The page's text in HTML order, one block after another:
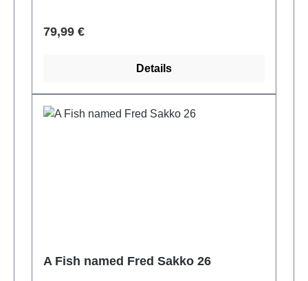
Verkaufspreis:
79,99 €
Details
A Fish named Fred Sakko 26